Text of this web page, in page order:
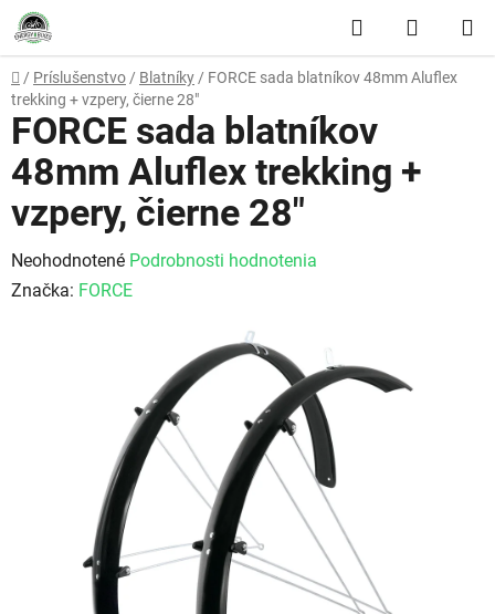
Prejsť na obsah Hľadať
Domov
/ Príslušenstvo / Blatníky / FORCE sada blatníkov 48mm Aluflex
trekking + vzpery, čierne 28"
FORCE sada blatníkov
48mm Aluflex trekking +
vzpery, čierne 28"
Priemerné hodnotenie produktu je 0,0 z 5 hviezdičiek.
Neohodnotené Podrobnosti hodnotenia
Značka: FORCE